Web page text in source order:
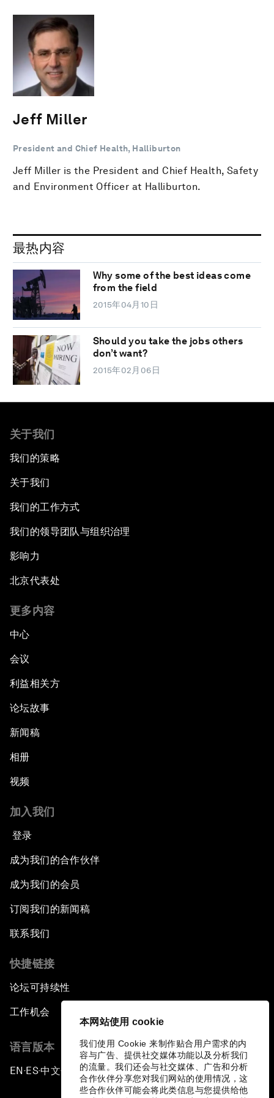
本网站使用 cookie
我们使用 Cookie 来制作贴合用户需求的内
容与广告、提供社交媒体功能以及分析我们
的流量。我们还会与社交媒体、广告和分析
合作伙伴分享您对我们网站的使用情况，这
些合作伙伴可能会将此类信息与您提供给他
Jeff Miller
President and Chief Health, Halliburton
Jeff Miller is the President and Chief Health, Safety
and Environment Officer at Halliburton.
最热内容
Why some of the best ideas come
from the field
2015年04月10日
Should you take the jobs others
don’t want?
2015年02月06日
关于我们
我们的策略
关于我们
我们的工作方式
我们的领导团队与组织治理
影响力
北京代表处
更多内容
中心
会议
利益相关方
论坛故事
新闻稿
相册
视频
加入我们
登录
成为我们的合作伙伴
成为我们的会员
订阅我们的新闻稿
联系我们
快捷链接
论坛可持续性
工作机会
语言版本
EN ▪ES▪中文▪ 日本語